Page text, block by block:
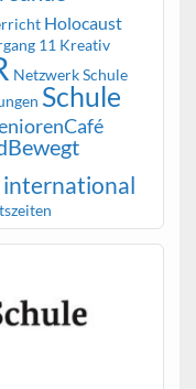
Holocaust
11 Kreativ
Netzwerk Schule
Schule
international